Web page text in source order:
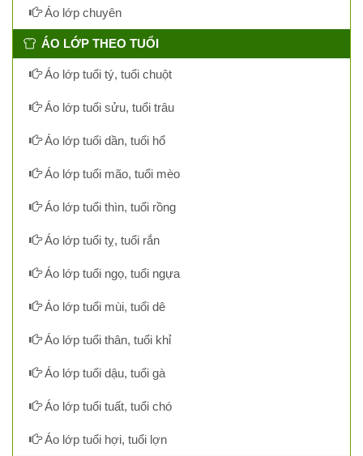
Áo lớp chuyên
ÁO LỚP THEO TUỔI
Áo lớp tuổi tý, tuổi chuột
Áo lớp tuổi sửu, tuổi trâu
Áo lớp tuổi dần, tuổi hổ
Áo lớp tuổi mão, tuổi mèo
Áo lớp tuổi thìn, tuổi rồng
Áo lớp tuổi tỵ, tuổi rắn
Áo lớp tuổi ngọ, tuổi ngựa
Áo lớp tuổi mùi, tuổi dê
Áo lớp tuổi thân, tuổi khỉ
Áo lớp tuổi dậu, tuổi gà
Áo lớp tuổi tuất, tuổi chó
Áo lớp tuổi hợi, tuổi lợn